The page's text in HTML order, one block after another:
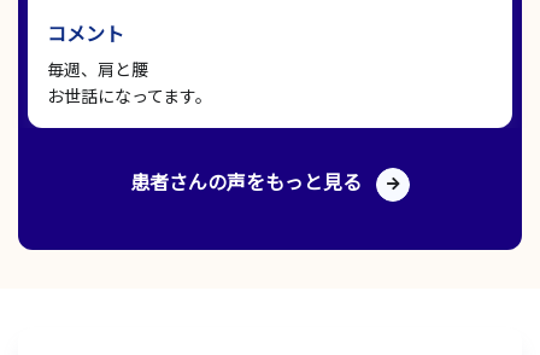
コメント
毎週、肩と腰
お世話になってます。
患者さんの声をもっと見る